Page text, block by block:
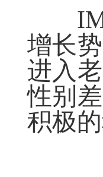
IMF
增长
进入
性别
积极